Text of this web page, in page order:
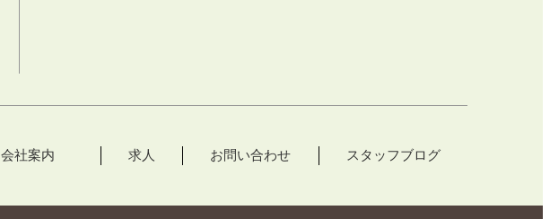
会社案内 求人 お問い合わせ スタッフブログ